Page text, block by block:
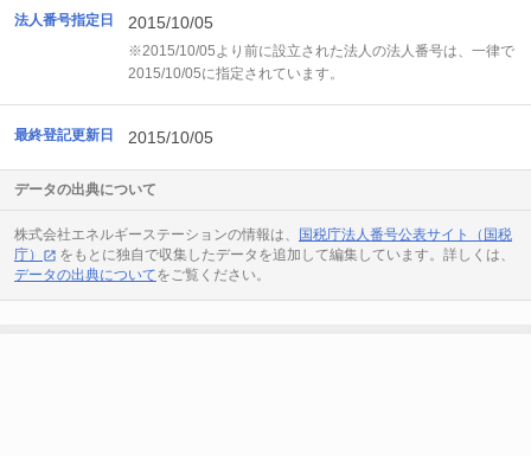
法人番号指定日 2015/10/05
※2015/10/05より前に設立された法人の法人番号は、一律で
2015/10/05に指定されています。
最終登記更新日 2015/10/05
データの出典について
株式会社エネルギーステーションの情報は、
国税庁法人番号公表サイト（国税
庁）
をもとに独自で収集したデータを追加して編集しています。詳しくは、
データの出典についてをご覧ください。